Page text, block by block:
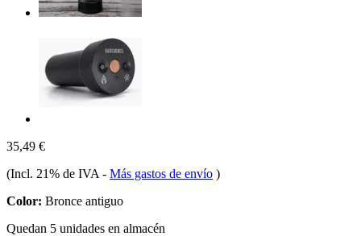
35,49 €
(Incl. 21% de IVA - Más gastos de envío )
Color: Bronce antiguo
Quedan 5 unidades en almacén